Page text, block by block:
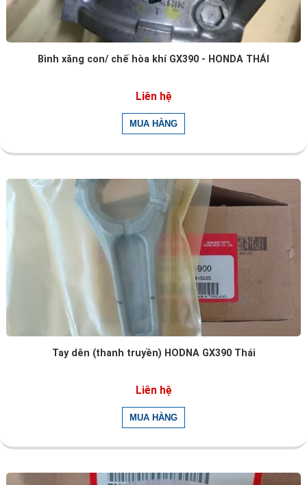
Bình xăng con/ chế hòa khí GX390 - HONDA THÁI
Liên hệ
Tay dên (thanh truyền) HODNA GX390 Thái
Liên hệ